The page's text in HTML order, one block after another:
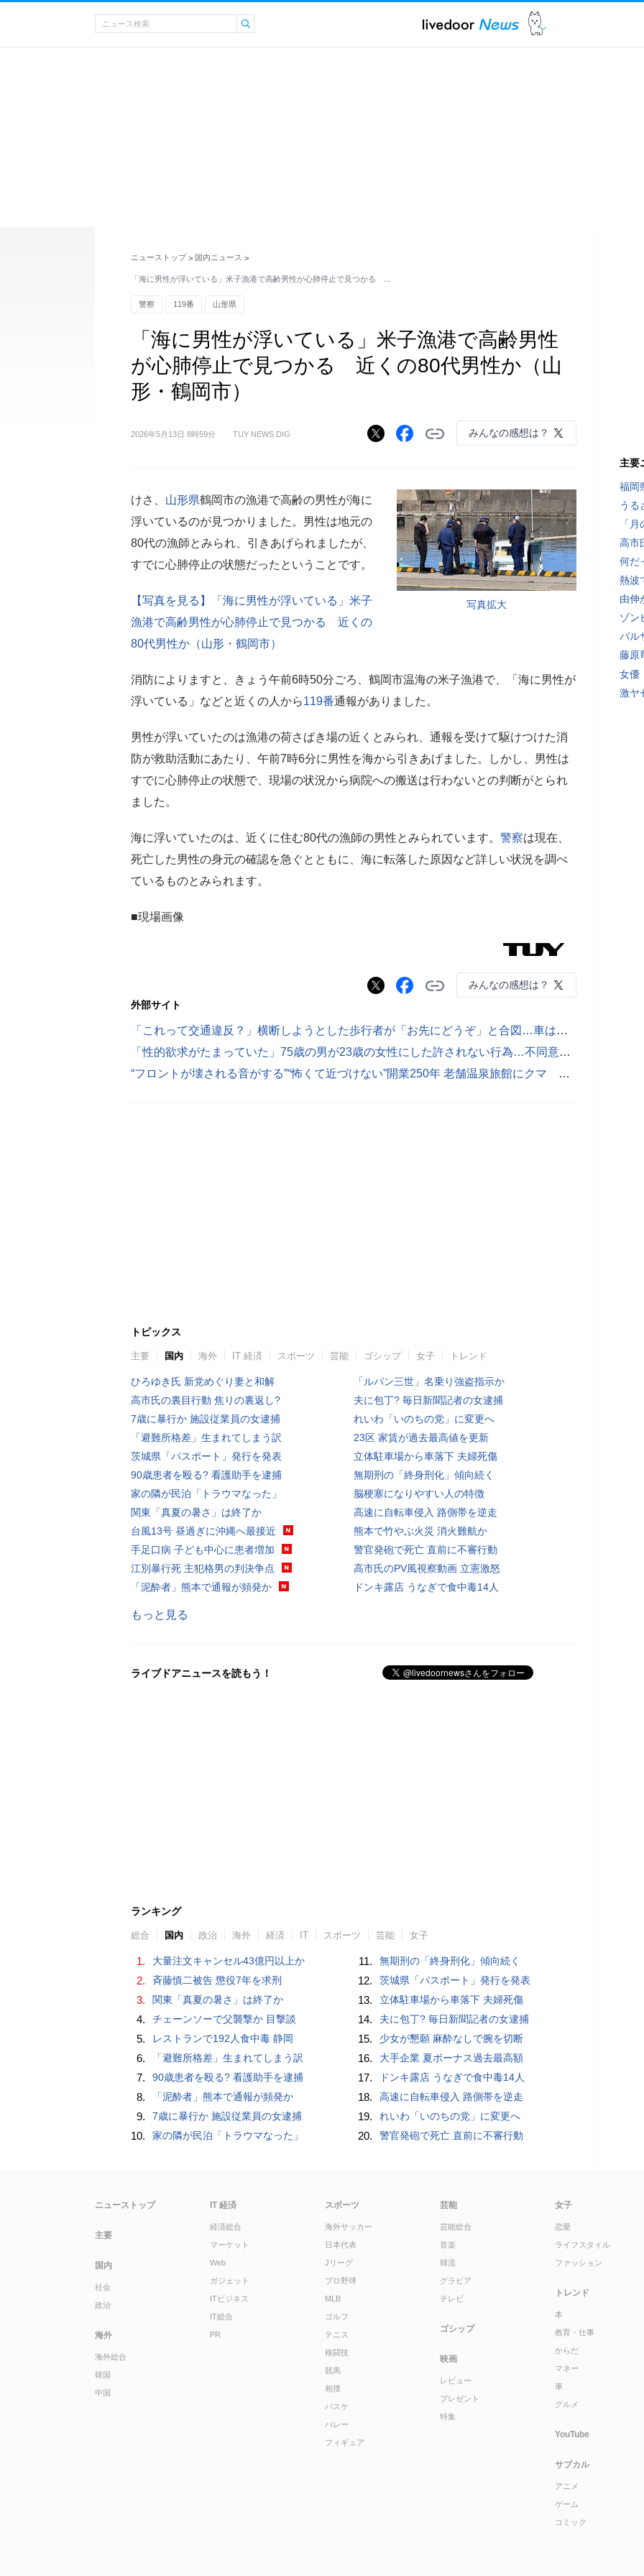
ニューストップ > 国内ニュース >
「海に男性が浮いている」米子漁港で高齢男性が心肺停止で見つかる …
警察 119番 山形県
「海に男性が浮いている」米子漁港で高齢男性
が心肺停止で見つかる 近くの80代男性か（山
形・鶴岡市）
2026年5月13日 8時59分 TUY NEWS DIG みんなの感想は？
写真拡大
けさ、 山形県鶴岡市の漁港で高齢の男性が海に
浮いているのが見つかりました。男性は地元の
80代の漁師とみられ、引きあげられましたが、
すでに心肺停止の状態だったということです。
【写真を見る】「海に男性が浮いている」米子
漁港で高齢男性が心肺停止で見つかる 近くの
80代男性か（山形・鶴岡市）
消防によりますと、きょう午前6時50分ごろ、鶴岡市温海の米子漁港で、「海に男性が
浮いている」などと近くの人から119番通報がありました。
男性が浮いていたのは漁港の荷さばき場の近くとみられ、通報を受けて駆けつけた消
防が救助活動にあたり、午前7時6分に男性を海から引きあげました。しかし、男性は
すでに心肺停止の状態で、現場の状況から病院への搬送は行わないとの判断がとられ
ました。
海に浮いていたのは、近くに住む80代の漁師の男性とみられています。 警察は現在、
死亡した男性の身元の確認を急ぐとともに、海に転落した原因など詳しい状況を調べ
ているものとみられます。
■現場画像
みんなの感想は？
外部サイト
「これって交通違反？」横断しようとした歩行者が「お先にどうぞ」と合図…車は進んだらどうなる？進んでいいの？ 警察に聞いてわかったこととは
「性的欲求がたまっていた」75歳の男が23歳の女性にした許されない行為…不同意わいせつ裁判で語られたこととは（山形）【独自】
“フロントが壊される音がする”“怖くて近づけない”開業250年 老舗温泉旅館にクマ 緊急銃猟で駆除 緊迫の脱出劇 盾を持った警察官が展開（山形・米沢市）
トピックス
主要 国内 海外 IT 経済 スポーツ 芸能 ゴシップ 女子 トレンド
ひろゆき氏 新党めぐり妻と和解
高市氏の裏目行動 焦りの裏返し?
7歳に暴行か 施設従業員の女逮捕
「避難所格差」生まれてしまう訳
茨城県「パスポート」発行を発表
90歳患者を殴る? 看護助手を逮捕
家の隣が民泊「トラウマなった」
関東「真夏の暑さ」は終了か
台風13号 昼過ぎに沖縄へ最接近
手足口病 子ども中心に患者増加
江別暴行死 主犯格男の判決争点
「泥酔者」熊本で通報が頻発か
「ルパン三世」名乗り強盗指示か
夫に包丁? 毎日新聞記者の女逮捕
れいわ「いのちの党」に変更へ
23区 家賃が過去最高値を更新
立体駐車場から車落下 夫婦死傷
無期刑の「終身刑化」傾向続く
脳梗塞になりやすい人の特徴
高速に自転車侵入 路側帯を逆走
熊本で竹やぶ火災 消火難航か
警官発砲で死亡 直前に不審行動
高市氏のPV風視察動画 立憲激怒
ドンキ露店 うなぎで食中毒14人
もっと見る
ライブドアニュースを読もう！
ランキング
総合 国内 政治 海外 経済 IT スポーツ 芸能 女子
1. 大量注文キャンセル43億円以上か
2. 斉藤慎二被告 懲役7年を求刑
3. 関東「真夏の暑さ」は終了か
4. チェーンソーで父襲撃か 目撃談
5. レストランで192人食中毒 静岡
6. 「避難所格差」生まれてしまう訳
7. 90歳患者を殴る? 看護助手を逮捕
8. 「泥酔者」熊本で通報が頻発か
9. 7歳に暴行か 施設従業員の女逮捕
10. 家の隣が民泊「トラウマなった」
11. 無期刑の「終身刑化」傾向続く
12. 茨城県「パスポート」発行を発表
13. 立体駐車場から車落下 夫婦死傷
14. 夫に包丁? 毎日新聞記者の女逮捕
15. 少女が懇願 麻酔なしで腕を切断
16. 大手企業 夏ボーナス過去最高額
17. ドンキ露店 うなぎで食中毒14人
18. 高速に自転車侵入 路側帯を逆走
19. れいわ「いのちの党」に変更へ
20. 警官発砲で死亡 直前に不審行動
主要
福岡
うる
「
高市
何だ
熱波
由伸
ゾン
バル
藤原
女優
激ヤ
ニューストップ
主要
国内
社会
政治
海外
海外総合
韓国
中国
IT 経済
経済総合
マーケット
Web
ガジェット
ITビジネス
IT総合
PR
スポーツ
海外サッカー
日本代表
Jリーグ
プロ野球
MLB
ゴルフ
テニス
格闘技
競馬
相撲
バスケ
バレー
フィギュア
芸能
芸能総合
音楽
韓流
グラビア
テレビ
ゴシップ
映画
レビュー
プレゼント
特集
女子
恋愛
ライフスタイル
ファッション
トレンド
本
教育・仕事
からだ
マネー
車
グルメ
YouTube
サブカル
アニメ
ゲーム
コミック